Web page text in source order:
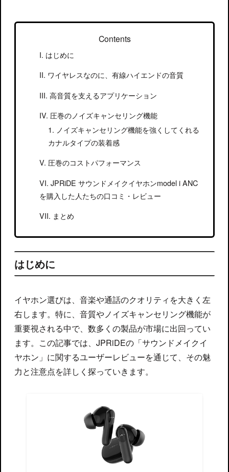
Contents
はじめに
ワイヤレスなのに、有線ハイエンドの音質
高音質を支えるアプリケーション
圧巻のノイズキャンセリング機能
ノイズキャンセリング機能を強くしてくれる
カナルタイプの装着感
圧巻のコストパフォーマンス
JPRiDE サウンドメイクイヤホンmodel i ANC
を購入した人たちの口コミ・レビュー
まとめ
はじめに
イヤホン選びは、音楽や通話のクオリティを大きく左
右します。特に、音質やノイズキャンセリング機能が
重要視される中で、数多くの製品が市場に出回ってい
ます。この記事では、JPRiDEの「サウンドメイクイ
ヤホン」に関するユーザーレビューを通じて、その魅
力と注意点を詳しく探っていきます。